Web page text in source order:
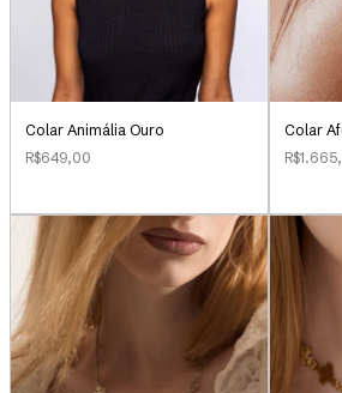
Colar Animália Ouro
R$649,00
Colar